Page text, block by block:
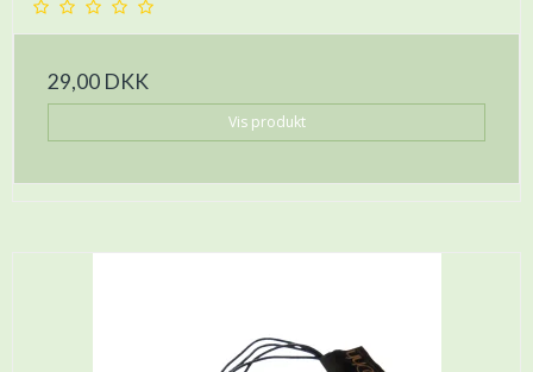
29,00 DKK
Vis produkt